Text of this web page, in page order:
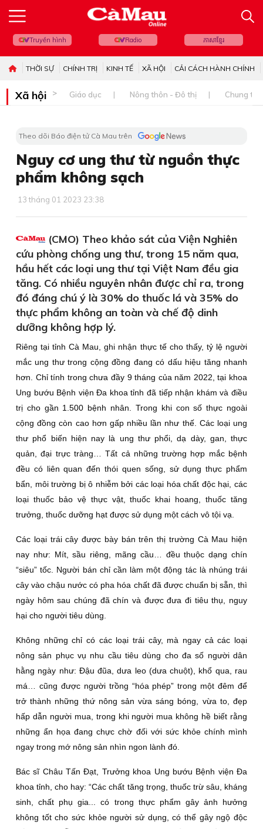
Truyền hình Radio ភាសាខ្មែរ
THỜI SỰ CHÍNH TRỊ KINH TẾ XÃ HỘI CẢI CÁCH HÀNH CHÍNH
Xã hội Giáo dục Nông thôn - Đô thị Chung
Theo dõi Báo điện tử Cà Mau trên
Nguy cơ ung thư từ nguồn thực
phẩm không sạch
13 tháng 01 2023 23:38
(CMO) Theo khảo sát của Viện Nghiên
cứu phòng chống ung thư, trong 15 năm qua,
hầu hết các loại ung thư tại Việt Nam đều gia
tăng. Có nhiều nguyên nhân được chỉ ra, trong
đó đáng chú ý là 30% do thuốc lá và 35% do
thực phẩm không an toàn và chế độ dinh
dưỡng không hợp lý.
Riêng tại tỉnh Cà Mau, ghi nhận thực tế cho thấy, tỷ lệ người
mắc ung thư trong cộng đồng đang có dấu hiệu tăng nhanh
hơn. Chỉ tính trong chưa đầy 9 tháng của năm 2022, tại khoa
Ung bướu Bệnh viện Đa khoa tỉnh đã tiếp nhận khám và điều
trị cho gần 1.500 bệnh nhân. Trong khi con số thực ngoài
cộng đồng còn cao hơn gấp nhiều lần như thế. Các loại ung
thư phổ biến hiện nay là ung thư phổi, dạ dày, gan, thực
quản, đại trực tràng… Tất cả những trường hợp mắc bệnh
đều có liên quan đến thói quen sống, sử dụng thực phẩm
bẩn, môi trường bị ô nhiễm bởi các loại hóa chất độc hại, các
loại thuốc bảo vệ thực vật, thuốc khai hoang, thuốc tăng
trưởng, thuốc dưỡng hạt được sử dụng một cách vô tội vạ.
Các loại trái cây được bày bán trên thị trường Cà Mau hiện
nay như: Mít, sầu riêng, mãng cầu… đều thuộc dạng chín
“siêu” tốc. Người bán chỉ cần làm một động tác là nhúng trái
cây vào chậu nước có pha hóa chất đã được chuẩn bị sẵn, thì
ngày hôm sau chúng đã chín và được đưa đi tiêu thụ, nguy
hại cho người tiêu dùng.
Không những chỉ có các loại trái cây, mà ngay cả các loại
nông sản phục vụ nhu cầu tiêu dùng cho đa số người dân
hằng ngày như: Đậu đũa, dưa leo (dưa chuột), khổ qua, rau
má… cũng được người trồng “hóa phép” trong một đêm để
trở thành những thứ nông sản vừa sáng bóng, vừa to, đẹp
hấp dẫn người mua, trong khi người mua không hề biết rằng
những ẩn họa đang chực chờ đối với sức khỏe chính mình
ngay trong mớ nông sản nhìn ngon lành đó.
Bác sĩ Châu Tấn Đạt, Trưởng khoa Ung bướu Bệnh viện Đa
khoa tỉnh, cho hay: “Các chất tăng trọng, thuốc trừ sâu, kháng
sinh, chất phụ gia... có trong thực phẩm gây ảnh hưởng
không tốt cho sức khỏe người sử dụng, có thể gây ngộ độc